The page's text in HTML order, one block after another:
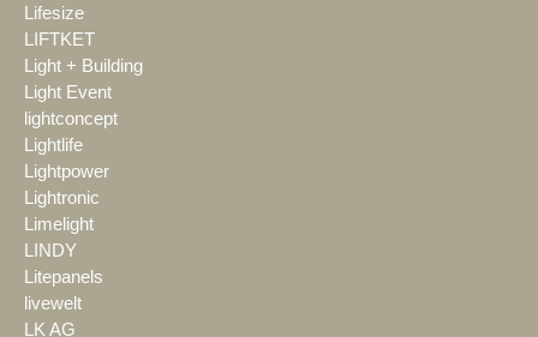
Lifesize
LIFTKET
Light + Building
Light Event
lightconcept
Lightlife
Lightpower
Lightronic
Limelight
LINDY
Litepanels
livewelt
LK AG